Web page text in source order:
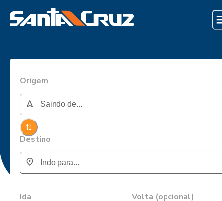
Origem
Destino
Ida Volta (opcional)